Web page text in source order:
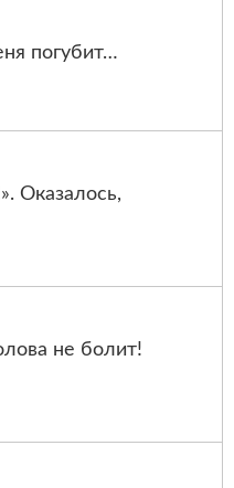
погубит…
Оказалось,
не болит!